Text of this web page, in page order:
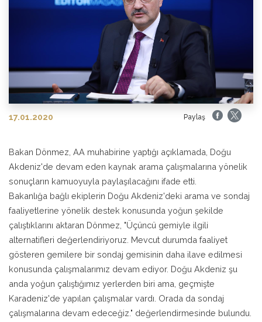
17.01.2020 Paylaş
Bakan Dönmez, AA muhabirine yaptığı açıklamada, Doğu
Akdeniz'de devam eden kaynak arama çalışmalarına yönelik
sonuçların kamuoyuyla paylaşılacağını ifade etti.
Bakanlığa bağlı ekiplerin Doğu Akdeniz'deki arama ve sondaj
faaliyetlerine yönelik destek konusunda yoğun şekilde
çalıştıklarını aktaran Dönmez, "Üçüncü gemiyle ilgili
alternatifleri değerlendiriyoruz. Mevcut durumda faaliyet
gösteren gemilere bir sondaj gemisinin daha ilave edilmesi
konusunda çalışmalarımız devam ediyor. Doğu Akdeniz şu
anda yoğun çalıştığımız yerlerden biri ama, geçmişte
Karadeniz'de yapılan çalışmalar vardı. Orada da sondaj
çalışmalarına devam edeceğiz." değerlendirmesinde bulundu.